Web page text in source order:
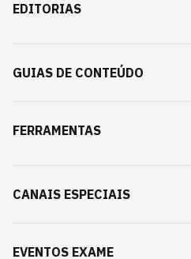
EDITORIAS
GUIAS DE CONTEÚDO
FERRAMENTAS
CANAIS ESPECIAIS
EVENTOS EXAME